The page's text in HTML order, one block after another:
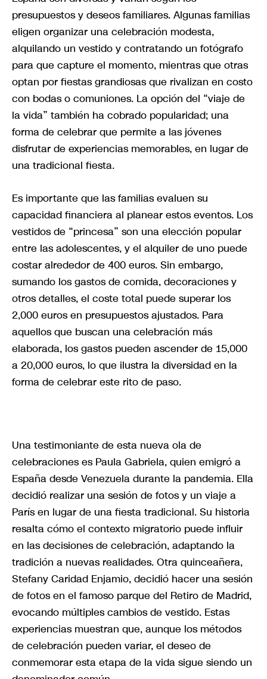
presupuestos y deseos familiares. Algunas familias
eligen organizar una celebración modesta,
alquilando un vestido y contratando un fotógrafo
para que capture el momento, mientras que otras
optan por fiestas grandiosas que rivalizan en costo
con bodas o comuniones. La opción del “viaje de
la vida” también ha cobrado popularidad; una
forma de celebrar que permite a las jóvenes
disfrutar de experiencias memorables, en lugar de
una tradicional fiesta.
Es importante que las familias evaluen su
capacidad financiera al planear estos eventos. Los
vestidos de “princesa” son una elección popular
entre las adolescentes, y el alquiler de uno puede
costar alrededor de 400 euros. Sin embargo,
sumando los gastos de comida, decoraciones y
otros detalles, el coste total puede superar los
2,000 euros en presupuestos ajustados. Para
aquellos que buscan una celebración más
elaborada, los gastos pueden ascender de 15,000
a 20,000 euros, lo que ilustra la diversidad en la
forma de celebrar este rito de paso.
Una testimoniante de esta nueva ola de
celebraciones es Paula Gabriela, quien emigró a
España desde Venezuela durante la pandemia. Ella
decidió realizar una sesión de fotos y un viaje a
París en lugar de una fiesta tradicional. Su historia
resalta cómo el contexto migratorio puede influir
en las decisiones de celebración, adaptando la
tradición a nuevas realidades. Otra quinceañera,
Stefany Caridad Enjamio, decidió hacer una sesión
de fotos en el famoso parque del Retiro de Madrid,
evocando múltiples cambios de vestido. Estas
experiencias muestran que, aunque los métodos
de celebración pueden variar, el deseo de
conmemorar esta etapa de la vida sigue siendo un